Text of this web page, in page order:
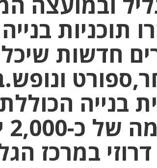
תוכניות
חדשות
בנייה
במרכז